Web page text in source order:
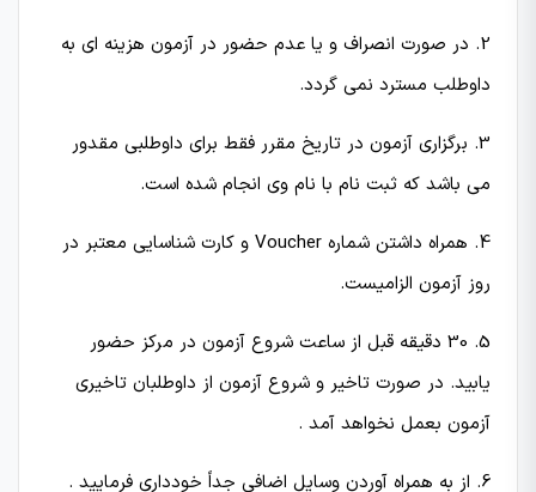
2. در صورت انصراف و یا عدم حضور در آزمون هزینه ای به
داوطلب مسترد نمی گردد.
3. برگزاری آزمون در تاریخ مقرر فقط برای داوطلبی مقدور
می باشد که ثبت نام با نام وی انجام شده است.
4. همراه داشتن شماره Voucher و کارت شناسایی معتبر در
روز آزمون الزامیست.
5. 30 دقیقه قبل از ساعت شروع آزمون در مركز حضور
یابید. در صورت تاخیر و شروع آزمون از داوطلبان تاخیری
آزمون بعمل نخواهد آمد .
6. از به همراه آوردن وسایل اضافی جداً خودداری فرمایید .